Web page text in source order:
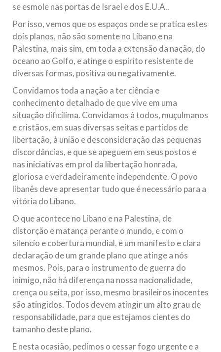
se esmole nas portas de Israel e dos E.U.A..
Por isso, vemos que os espaços onde se pratica estes
dois planos, não são somente no Líbano e na
Palestina, mais sim, em toda a extensão da nação, do
oceano ao Golfo, e atinge o espírito resistente de
diversas formas, positiva ou negativamente.
Convidamos toda a nação a ter ciência e
conhecimento detalhado de que vive em uma
situação dificílima. Convidamos à todos, muçulmanos
e cristãos, em suas diversas seitas e partidos de
libertação, à união e desconsideração das pequenas
discordâncias, e que se apeguem em seus postos e
nas iniciativas em prol da libertação honrada,
gloriosa e verdadeiramente independente. O povo
libanês deve apresentar tudo que é necessário para a
vitória do Líbano.
O que acontece no Líbano e na Palestina, de
distorção e matança perante o mundo, e com o
silencio e cobertura mundial, é um manifesto e clara
declaração de um grande plano que atinge a nós
mesmos. Pois, para o instrumento de guerra do
inimigo, não há diferença na nossa nacionalidade,
crença ou seita, por isso, mesmo brasileiros inocentes
são atingidos. Todos devem atingir um alto grau de
responsabilidade, para que estejamos cientes do
tamanho deste plano.
E nesta ocasião, pedimos o cessar fogo urgente e a